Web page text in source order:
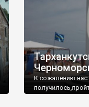
К сожалению